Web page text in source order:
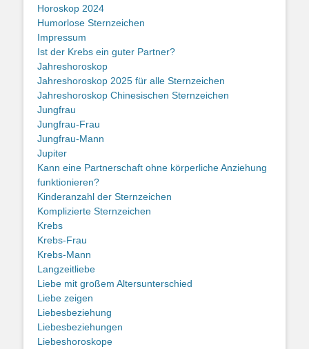
Horoskop 2024
Humorlose Sternzeichen
Impressum
Ist der Krebs ein guter Partner?
Jahreshoroskop
Jahreshoroskop 2025 für alle Sternzeichen
Jahreshoroskop Chinesischen Sternzeichen
Jungfrau
Jungfrau-Frau
Jungfrau-Mann
Jupiter
Kann eine Partnerschaft ohne körperliche Anziehung
funktionieren?
Kinderanzahl der Sternzeichen
Komplizierte Sternzeichen
Krebs
Krebs-Frau
Krebs-Mann
Langzeitliebe
Liebe mit großem Altersunterschied
Liebe zeigen
Liebesbeziehung
Liebesbeziehungen
Liebeshoroskope